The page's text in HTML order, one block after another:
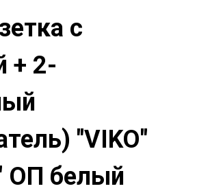
с
+ 2-
"VIKO"
ОП белый